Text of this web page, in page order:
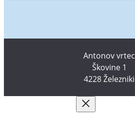
Antonov vrtec
Škovine 1
4228 Železniki